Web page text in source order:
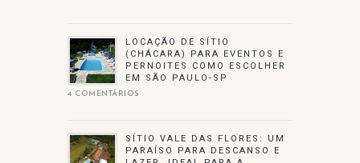
LOCAÇÃO DE SÍTIO
(CHÁCARA) PARA EVENTOS E
PERNOITES COMO ESCOLHER
EM SÃO PAULO-SP
4 COMENTÁRIOS
SÍTIO VALE DAS FLORES: UM
PARAÍSO PARA DESCANSO E